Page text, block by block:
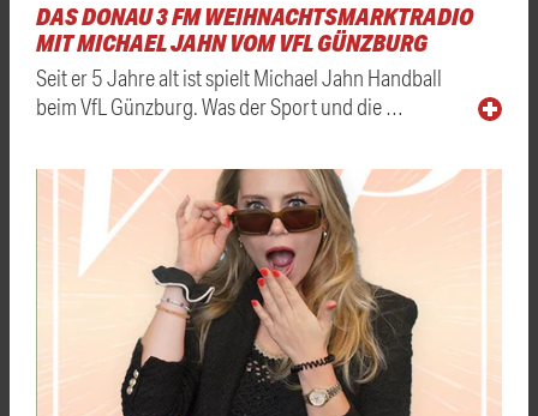
DAS DONAU 3 FM WEIHNACHTSMARKTRADIO
MIT MICHAEL JAHN VOM VFL GÜNZBURG
Seit er 5 Jahre alt ist spielt Michael Jahn Handball
beim VfL Günzburg. Was der Sport und die …